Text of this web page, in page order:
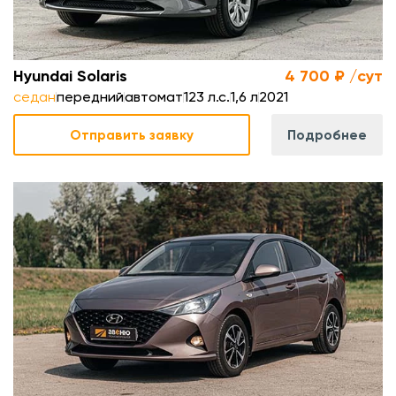
Hyundai Solaris 4 700 ₽ /сут
седанпереднийавтомат123 л.с.1,6 л2021
Отправить заявку Подробнее